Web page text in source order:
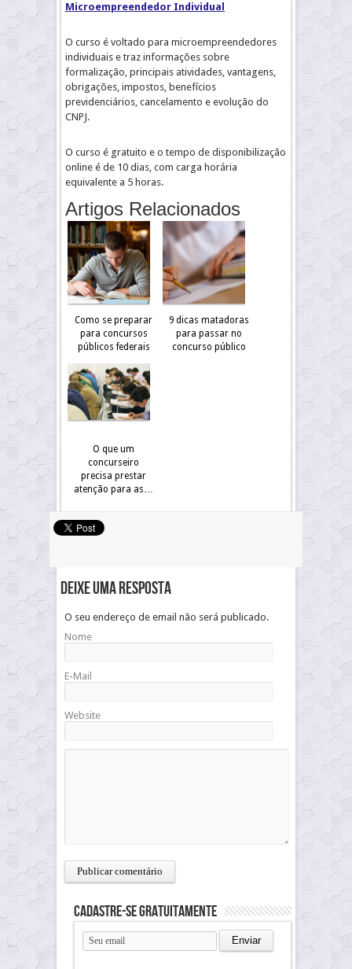
Microempreendedor Individual
O curso é voltado para microempreendedores
individuais e traz informações sobre
formalização, principais atividades, vantagens,
obrigações, impostos, benefícios
previdenciários, cancelamento e evolução do
CNPJ.
O curso é gratuito e o tempo de disponibilização
online é de 10 dias, com carga horária
equivalente a 5 horas.
Artigos Relacionados
Como se preparar
para concursos
públicos federais
9 dicas matadoras
para passar no
concurso público
O que um
concurseiro
precisa prestar
atenção para as…
Deixe uma resposta
O seu endereço de email não será publicado.
Nome
E-Mail
Website
Cadastre-se gratuitamente